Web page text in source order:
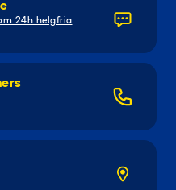
24h helgfria